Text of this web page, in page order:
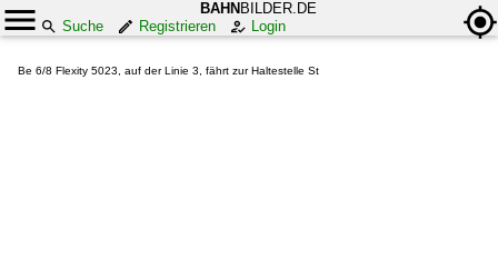
BAHN BILDER.DE
Suche
Registrieren Login
Be 6/8 Flexity 5023, auf der Linie 3, fährt zur Haltestelle St